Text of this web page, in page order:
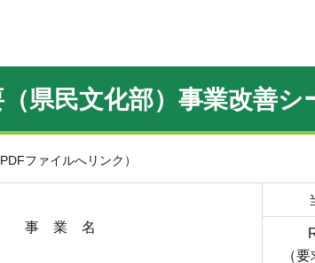
県民文化部）事業改善シ
ファイルへリンク）
事 業 名
（要